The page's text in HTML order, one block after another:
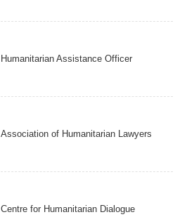
Humanitarian Assistance Officer
Association of Humanitarian Lawyers
Centre for Humanitarian Dialogue